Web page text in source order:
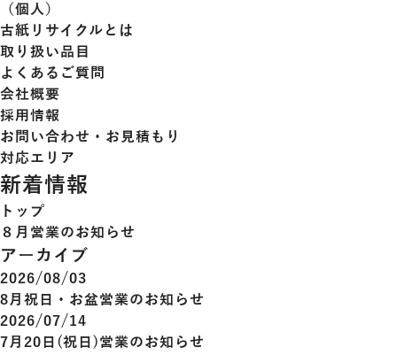
（個人）
古紙リサイクルとは
取り扱い品目
よくあるご質問
会社概要
採用情報
お問い合わせ・お見積もり
対応エリア
新着情報
トップ
８月営業のお知らせ
アーカイブ
2026/08/03
8月祝日・お盆営業のお知らせ
2026/07/14
7月20日(祝日)営業のお知らせ